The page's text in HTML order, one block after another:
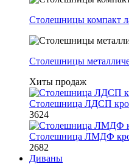
Столешницы компакт
Столешницы
Хиты продаж
Столешница ЛДСП
3624
Столешница ЛМДФ
2682
Диваны